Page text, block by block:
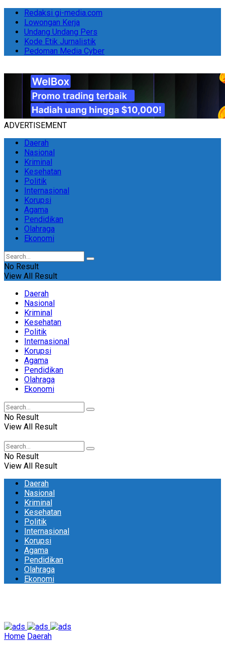
Redaksi gi-media.com
Lowongan Kerja
Undang Undang Pers
Kode Etik Jurnalistik
Pedoman Media Cyber
ADVERTISEMENT
Daerah
Nasional
Kriminal
Kesehatan
Politik
Internasional
Korupsi
Agama
Pendidikan
Olahraga
Ekonomi
No Result
View All Result
Daerah
Nasional
Kriminal
Kesehatan
Politik
Internasional
Korupsi
Agama
Pendidikan
Olahraga
Ekonomi
No Result
View All Result
No Result
View All Result
Daerah
Nasional
Kriminal
Kesehatan
Politik
Internasional
Korupsi
Agama
Pendidikan
Olahraga
Ekonomi
Home Daerah